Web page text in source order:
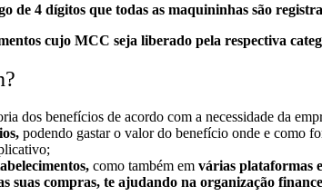
de 4 dígitos que todas as maquininhas são
cujo MCC seja liberado pela respectiva
dos benefícios de acordo com a necessidade da
podendo gastar o valor do benefício onde e como
como também em várias plataformas
suas compras, te ajudando na organização